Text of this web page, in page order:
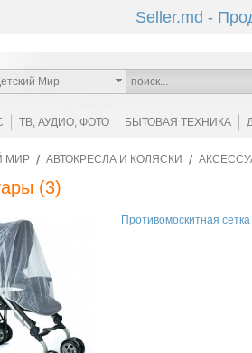
Seller.md -
Мир
ТВ, АУДИО, ФОТО БЫТОВАЯ ТЕХНИКА
МИР АВТОКРЕСЛА И КОЛЯСКИ
(3)
Противомоскитная сетка